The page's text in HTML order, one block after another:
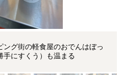
グ街の軽食屋のおでんはぼっ
手にすくう）も温まる